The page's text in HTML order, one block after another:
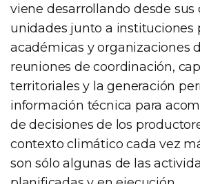
viene desarrollando desde sus
unidades junto a instituciones
académicas y organizaciones
reuniones de coordinación,
territoriales y la generación
información técnica para
de decisiones de los
contexto climático cada vez
son sólo algunas de las